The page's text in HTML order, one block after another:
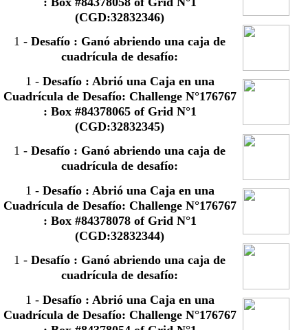
(CGD:32832346)
1 -Desafío : Ganó abriendo una caja de
cuadrícula de desafío:
1 - Desafío : Abrió una Caja en una
Cuadrícula de Desafío: Challenge N°176767
: Box #84378065 of Grid N°1
(CGD:32832345)
1 -Desafío : Ganó abriendo una caja de
cuadrícula de desafío:
1 - Desafío : Abrió una Caja en una
Cuadrícula de Desafío: Challenge N°176767
: Box #84378078 of Grid N°1
(CGD:32832344)
1 -Desafío : Ganó abriendo una caja de
cuadrícula de desafío:
1 - Desafío : Abrió una Caja en una
Cuadrícula de Desafío: Challenge N°176767